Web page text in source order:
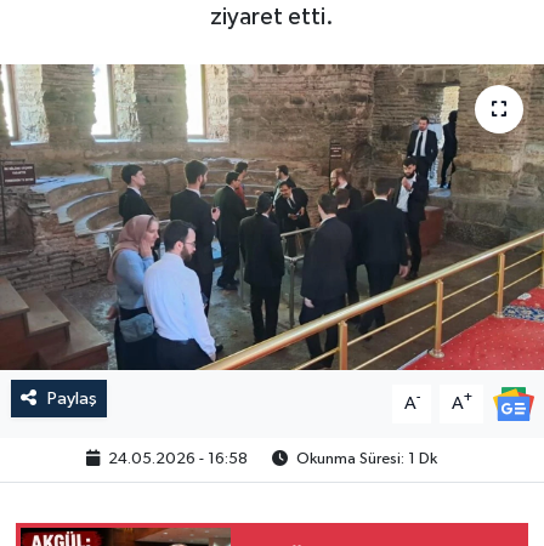
ziyaret etti.
Paylaş A- A+
24.05.2026 - 16:58 Okunma Süresi: 1 Dk